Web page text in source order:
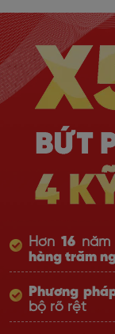
Hơn 16năm
hàng trăm
Phương
bộ rõ rệt